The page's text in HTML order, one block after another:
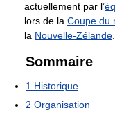
actuellement par l’
lors de la Coupe du
la Nouvelle-Zélande.
Sommaire
1 Historique
2 Organisation